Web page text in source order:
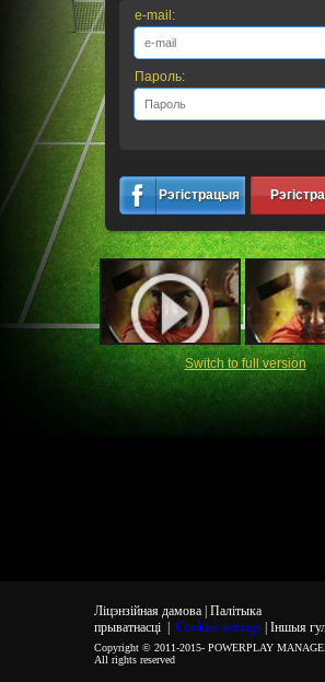
e-mail:
Пароль:
Рэгістрацыя
Switch to full version
Ліцэнзійная дамова | Палітыка
прыватнасці| Cookies settings | Іншыя
Copyright © 2011-2015- POWERPLAY
All rights reserved